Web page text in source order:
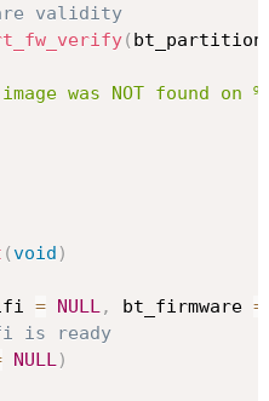
validity
( bt_partition
image was NOT found
(void )
= NULL, bt_firmware =
is ready
NULL)